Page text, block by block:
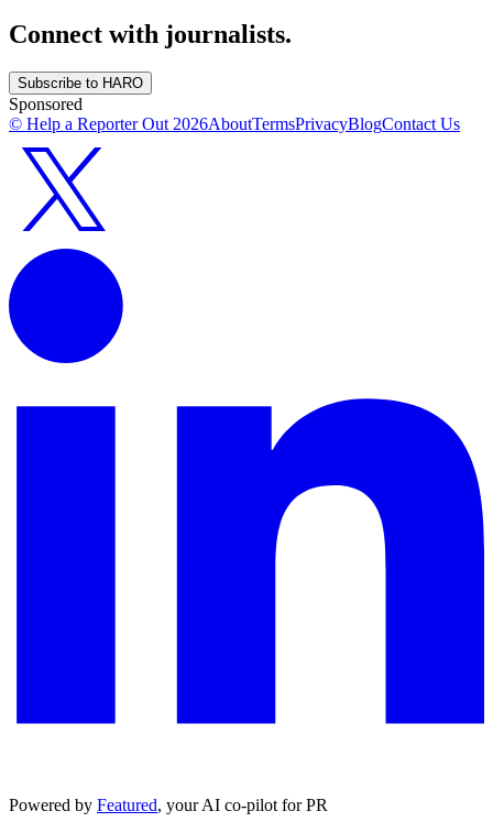
Connect with journalists.
Subscribe to HARO
Sponsored
© Help a Reporter Out 2026AboutTermsPrivacyBlogContact Us
Powered by Featured, your AI co-pilot for PR